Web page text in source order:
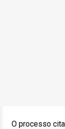
O processo